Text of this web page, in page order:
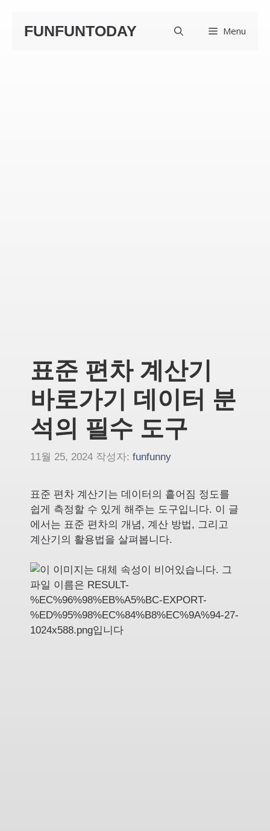
FUNFUNTODAY Menu
표준 편차 계산기
바로가기 데이터 분
석의 필수 도구
11월 25, 2024 작성자: funfunny
표준 편차 계산기는 데이터의 흩어짐 정도를
쉽게 측정할 수 있게 해주는 도구입니다. 이 글
에서는 표준 편차의 개념, 계산 방법, 그리고
계산기의 활용법을 살펴봅니다.